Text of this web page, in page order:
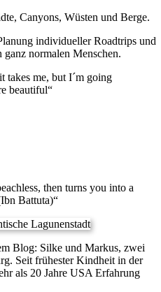
Canyons, Wüsten und Berge.
individueller Roadtrips und
normalen Menschen.
takes me, but I´m going
beautiful“
then turns you into a
Battuta)“
Blog: Silke und Markus, zwei
Seit frühester Kindheit in der
als 20 Jahre USA Erfahrung